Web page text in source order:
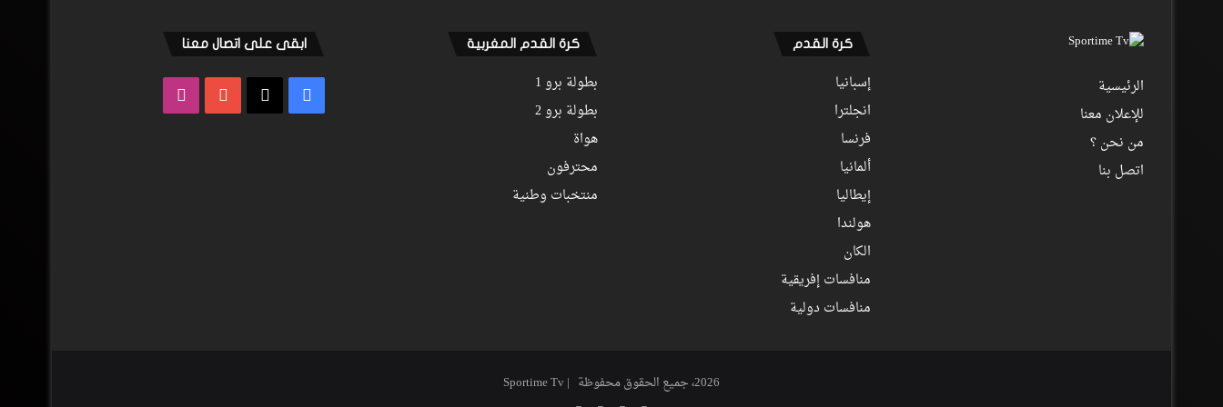
الرئيسية
للإعلان معنا
من نحن ؟
اتصل بنا
كرة القدم
إسبانيا
انجلترا
فرنسا
ألمانيا
إيطاليا
هولندا
الكان
منافسات إفريقية
منافسات دولية
كرة القدم المغربية
بطولة برو 1
بطولة برو 2
هواة
محترفون
منتخبات وطنية
ابقى على اتصال معنا
فيسبوك ‫YouTube
2026، جميع الحقوق محفوظة | Sportime Tv